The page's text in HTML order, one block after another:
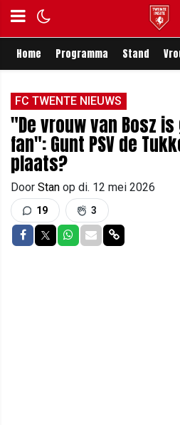
Home Programma Stand
FC TWENTE NIEUWS
"De vrouw van Bosz is
fan": Gunt PSV de
plaats?
Door Stan op di. 12 mei 2026
19 3
Delen op Facebook
Delen op Twitter
Delen op Whatsapp
Delen via Mail
Delen via link